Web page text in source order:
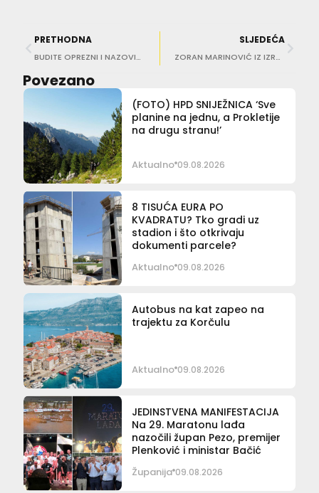
PRETHODNA
BUDITE OPREZNI I NAZOVITE POLICIJU Misteriozne oznake kraj stanova pojavile se i u Dubrovniku!
SLJEDEĆA
ZORAN MARINOVIĆ IZ IZRAELA I PALESTINE ‘Sveta zemlja je pakao! Dani bijesa…’
Povezano
(FOTO) HPD SNIJEŽNICA ‘Sve
planine na jednu, a Prokletije
na drugu stranu!’
Aktualno 09.08.2026
8 TISUĆA EURA PO
KVADRATU? Tko gradi uz
stadion i što otkrivaju
dokumenti parcele?
Aktualno 09.08.2026
Autobus na kat zapeo na
trajektu za Korčulu
Aktualno 09.08.2026
JEDINSTVENA MANIFESTACIJA
Na 29. Maratonu lađa
nazočili župan Pezo, premijer
Plenković i ministar Bačić
Županija 09.08.2026